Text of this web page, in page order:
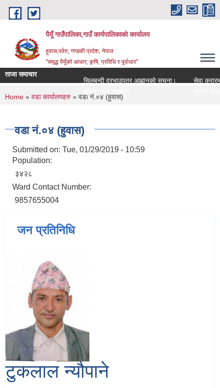
Skip to main content
पैयूँ गाउँपालिका,गाउँ कार्यपालिकाको कार्यालय
हुवास,पर्वत, गण्डकी प्रदेश, नेपाल
"समृद्ध पैयूँको आधार; कृषि, प्रविधि र पूर्वाधार"
ताजा समाचार
सिलबन्दी दरभाउपत्र आह्वानको सूचना।
सूचना तथा समाचार
सेवा करारमा
You are here
Home » वडा कार्यालयहरु » वडा नं.०४ (हुवास)
वडा नं.०४ (हुवास)
Submitted on: Tue, 01/29/2019 - 10:59
Population:
३४२८
Ward Contact Number:
9857655004
जन प्रतिनिधि
टुकलाल न्यौपाने